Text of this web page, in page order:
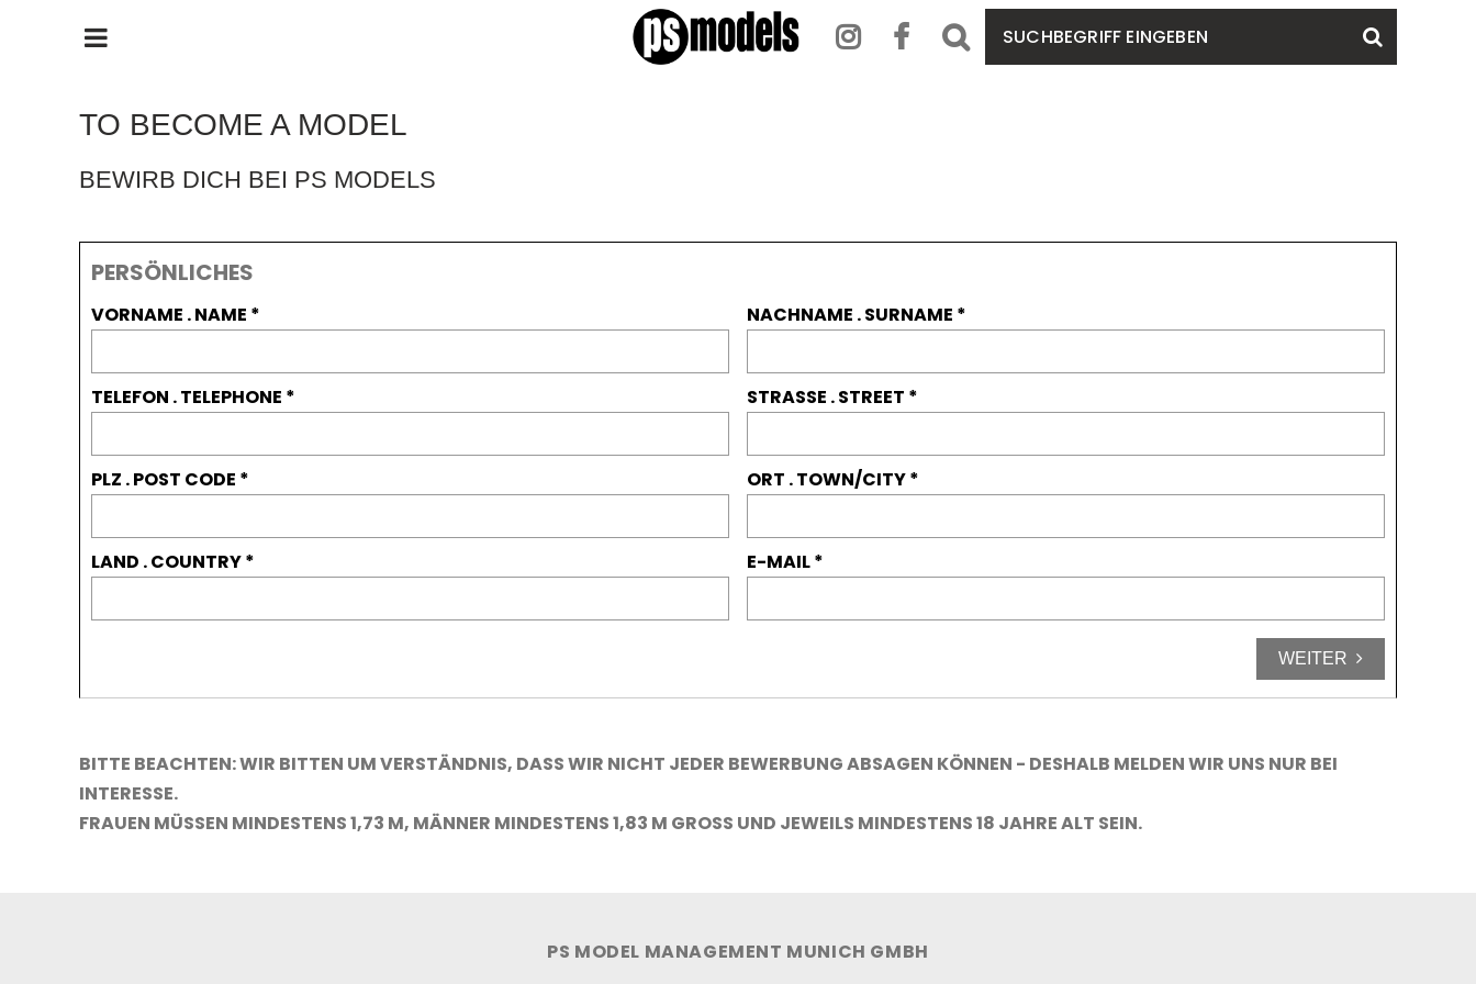
EINGEBEN
HAUPTMENÜ
TO BECOME A MODEL
BEWIRB DICH BEI PS MODELS
PERSÖNLICHES
VORNAME . NAME NACHNAME . SURNAME
TELEFON . TELEPHONE STRASSE . STREET
PLZ . POST CODE ORT . TOWN/CITY
LAND . COUNTRY E-MAIL
WEITER
BITTE BEACHTEN:WIR BITTEN UM VERSTÄNDNIS, DASS WIR NICHT JEDER BEWERBUNG ABSAGEN KÖNNEN - DESHALB MELDEN WIR UNS NUR BEI
INTERESSE.
FRAUEN MÜSSEN MINDESTENS 1,73 M, MÄNNER MINDESTENS 1,83 M GROSS UND JEWEILS MINDESTENS 18 JAHRE ALT SEIN.
PS MODEL MANAGEMENT MUNICH GMBH